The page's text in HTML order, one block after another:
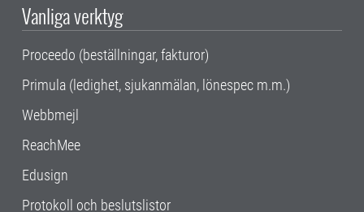
Vanliga verktyg
Proceedo (beställningar, fakturor)
Primula (ledighet, sjukanmälan, lönespec m.m.)
Webbmejl
ReachMee
Edusign
Protokoll och beslutslistor